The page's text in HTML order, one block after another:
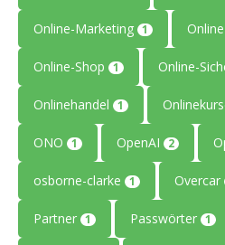
Online-Marketing 1
Online-Shop 1 Online-
Onlinehandel 1
ONO 1 OpenAI 2
osborne-clarke 1 Overcar
Partner 1 Passwörter 1